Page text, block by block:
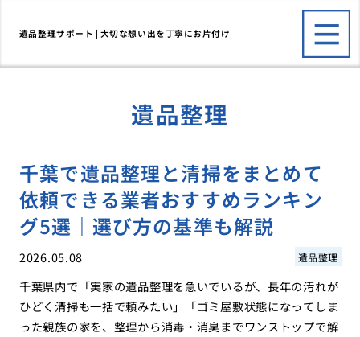
遺品整理サポート | 大切な想い出を丁寧にお片付け
遺品整理
千葉で遺品整理と清掃をまとめて
依頼できる業者おすすめランキン
グ5選｜選び方の基準も解説
2026.05.08 遺品整理
千葉県内で「実家の遺品整理を急いでいるが、長年の汚れが
ひどく清掃も一括で頼みたい」「ゴミ屋敷状態になってしま
った親族の家を、整理から消毒・消臭までワンストップで解